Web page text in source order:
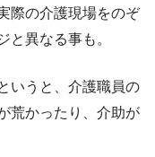
際の介護現場をのぞ
と異なる事も。
いうと、介護職員の
荒かったり、介助が